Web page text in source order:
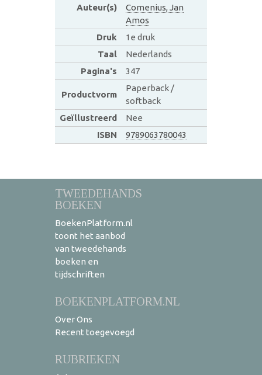
Auteur(s)
Comenius, Jan
Amos
Druk
1e druk
Taal
Nederlands
Pagina's
347
Productvorm
Paperback /
softback
Geïllustreerd
Nee
ISBN
9789063780043
TWEEDEHANDS
BOEKEN
BoekenPlatform.nl
toont het aanbod
van tweedehands
boeken en
tijdschriften
BOEKENPLATFORM.NL
Over Ons
Recent toegevoegd
RUBRIEKEN